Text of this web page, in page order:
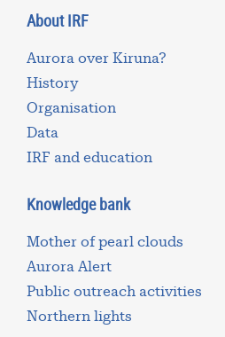
About IRF
Aurora over Kiruna?
History
Organisation
Data
IRF and education
Knowledge bank
Mother of pearl clouds
Aurora Alert
Public outreach activities
Northern lights